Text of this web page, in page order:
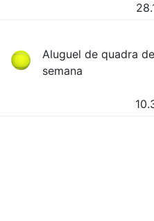
Aluguel de quadra
semana